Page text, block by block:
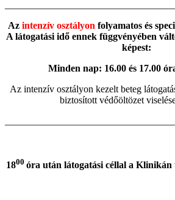
Azintenzív osztályon folyamatos és
A látogatási idő ennek függvényében
képest:
Minden nap: 16.00 és 17.00
Az intenzív osztályon kezelt beteg
biztosított védőöltözet
1800 óra után látogatási céllal a